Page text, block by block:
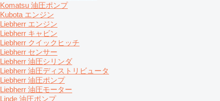
Komatsu 油圧ポンプ
Kubota エンジン
Liebherr エンジン
Liebherr キャビン
Liebherr クイックヒッチ
Liebherr センサー
Liebherr 油圧シリンダ
Liebherr 油圧ディストリビュータ
Liebherr 油圧ポンプ
Liebherr 油圧モーター
Linde 油圧ポンプ